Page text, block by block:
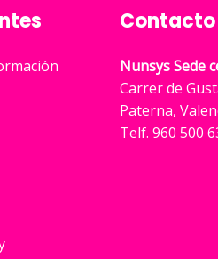
Contacto
Nunsys Sede
Carrer de
Paterna,
Telf. 960 500